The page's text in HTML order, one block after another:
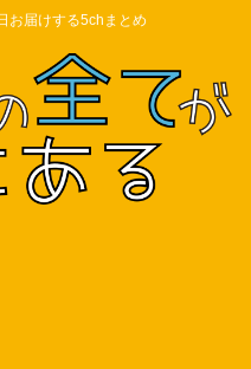
お届けする5chまとめ